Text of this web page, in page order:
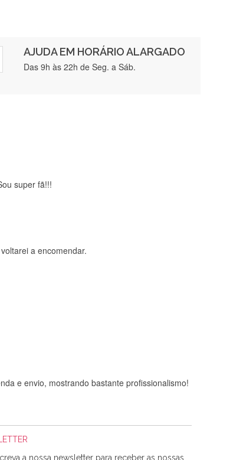
AJUDA EM HORÁRIO ALARGADO
Das 9h às 22h de Seg. a Sáb.
, serviço 5 estrelas
super fã!!!
a encomendar.
e envio, mostrando bastante profissionalismo!
a nossa newsletter para receber as nossas